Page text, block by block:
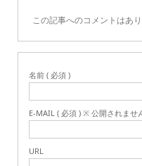
この記事へのコメントはあり
名前 ( 必須 )
E-MAIL ( 必須 ) ※ 公開されませ
URL